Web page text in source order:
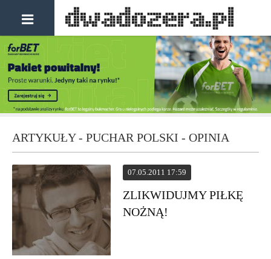
ARTYKUŁY - PUCHAR POLSKI - OPINIA
07.05.2011 17:59
ZLIKWIDUJMY PIŁKĘ
NOŻNĄ!